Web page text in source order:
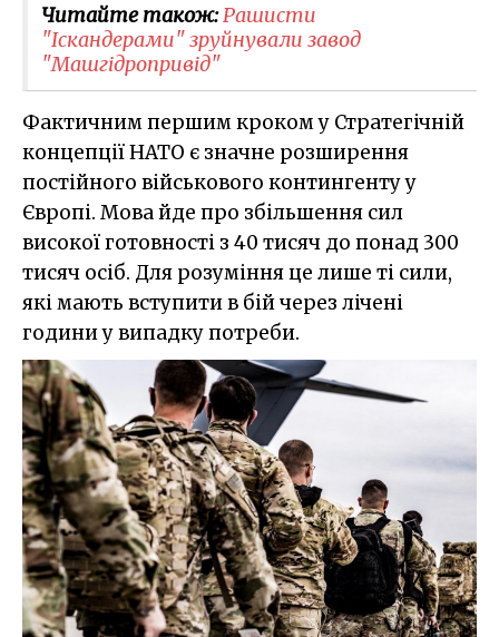
Читайте також:Рашисти
"Іскандерами" зруйнували завод
"Машгідропривід"
Фактичним першим кроком у Стратегічній
концепції НАТО є значне розширення
постійного військового контингенту у
Європі. Мова йде про збільшення сил
високої готовності з 40 тисяч до понад 300
тисяч осіб. Для розуміння це лише ті сили,
які мають вступити в бій через лічені
години у випадку потреби.